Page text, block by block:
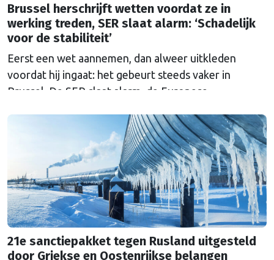
Brussel herschrijft wetten voordat ze in
werking treden, SER slaat alarm: ‘Schadelijk
voor de stabiliteit’
Eerst een wet aannemen, dan alweer uitkleden
voordat hij ingaat: het gebeurt steeds vaker in
Brussel. De SER slaat alarm, de Europese
21e sanctiepakket tegen Rusland uitgesteld
door Griekse en Oostenrijkse belangen